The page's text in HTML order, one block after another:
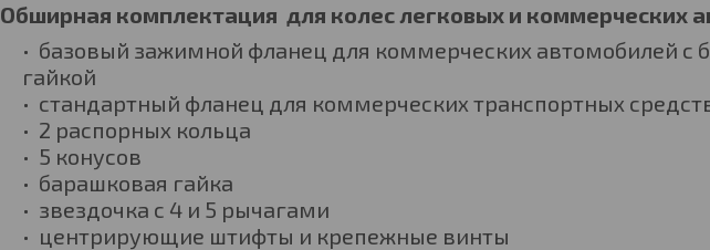
Обширная комплектация для колес легковых и коммерческих
базовый зажимной фланец для коммерческих автомобилей с
гайкой
стандартный фланец для коммерческих транспортных
2 распорных кольца
5 конусов
барашковая гайка
звездочка с 4 и 5 рычагами
центрирующие штифты и крепежные винты